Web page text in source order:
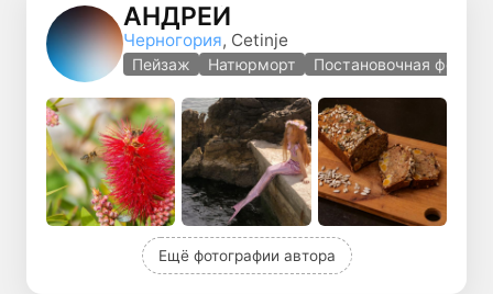
АНДРЕЙ
Черногория, Cetinje
Пейзаж Натюрморт Постановочная
Ещё фотографии автора